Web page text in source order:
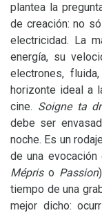
plantea la
de creación: no
electricidad. La
energía, su
electrones,
horizonte ideal a
cine. Soigne ta
debe ser
noche. Es un
de una
Mépris o Passion
tiempo de una
mejor dicho: